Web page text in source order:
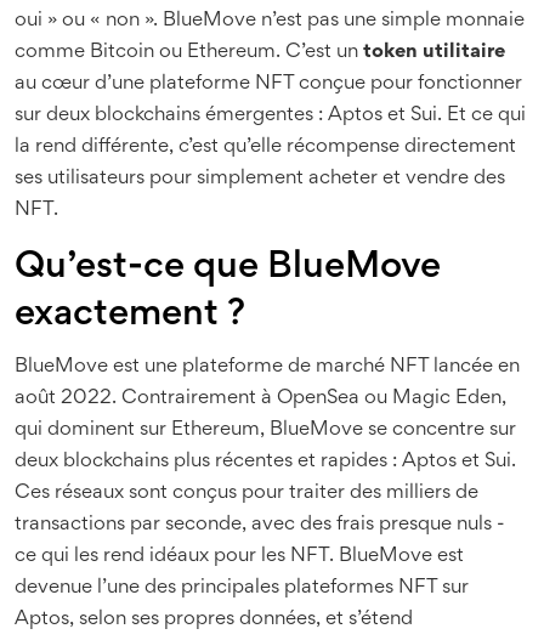
oui » ou « non ». BlueMove n’est pas une simple monnaie
comme Bitcoin ou Ethereum. C’est un token utilitaire
au cœur d’une plateforme NFT conçue pour fonctionner
sur deux blockchains émergentes : Aptos et Sui. Et ce qui
la rend différente, c’est qu’elle récompense directement
ses utilisateurs pour simplement acheter et vendre des
NFT.
Qu’est-ce que BlueMove
exactement ?
BlueMove est une plateforme de marché NFT lancée en
août 2022. Contrairement à OpenSea ou Magic Eden,
qui dominent sur Ethereum, BlueMove se concentre sur
deux blockchains plus récentes et rapides : Aptos et Sui.
Ces réseaux sont conçus pour traiter des milliers de
transactions par seconde, avec des frais presque nuls -
ce qui les rend idéaux pour les NFT. BlueMove est
devenue l’une des principales plateformes NFT sur
Aptos, selon ses propres données, et s’étend